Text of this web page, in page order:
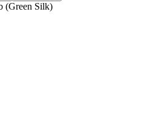
(Green Silk)